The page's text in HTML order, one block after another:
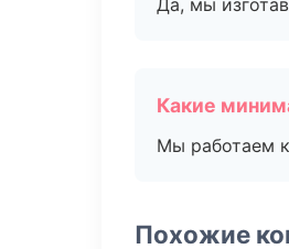
Да, мы
Какие
Мы работаем
Похожие